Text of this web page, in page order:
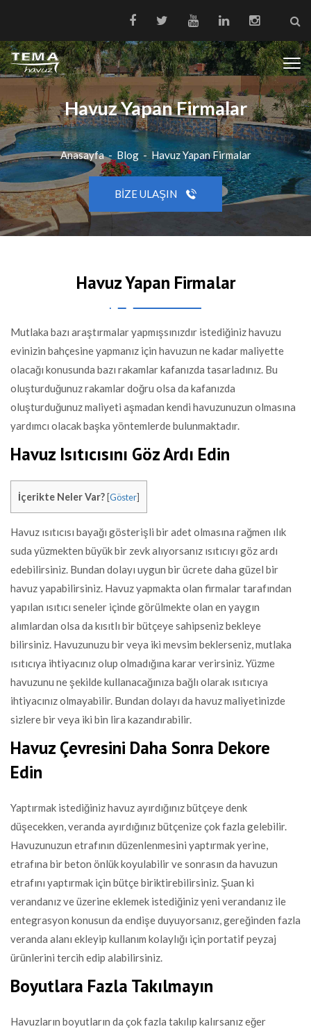
Havuz Yapan Firmalar
Anasayfa - Blog - Havuz Yapan Firmalar
BIZE ULAŞIN
Havuz Yapan Firmalar
Mutlaka bazı araştırmalar yapmışsınızdır istediğiniz havuzu
evinizin bahçesine yapmanız için havuzun ne kadar maliyette
olacağı konusunda bazı rakamlar kafanızda tasarladınız. Bu
oluşturduğunuz rakamlar doğru olsa da kafanızda
oluşturduğunuz maliyeti aşmadan kendi havuzunuzun olmasına
yardımcı olacak başka yöntemlerde bulunmaktadır.
Havuz Isıtıcısını Göz Ardı Edin
İçerikte Neler Var? [Göster]
Havuz ısıtıcısı bayağı gösterişli bir adet olmasına rağmen ılık
suda yüzmekten büyük bir zevk alıyorsanız ısıtıcıyı göz ardı
edebilirsiniz. Bundan dolayı uygun bir ücrete daha güzel bir
havuz yapabilirsiniz. Havuz yapmakta olan firmalar tarafından
yapılan ısıtıcı seneler içinde görülmekte olan en yaygın
alımlardan olsa da kısıtlı bir bütçeye sahipseniz bekleye
bilirsiniz. Havuzunuzu bir veya iki mevsim beklerseniz, mutlaka
ısıtıcıya ihtiyacınız olup olmadığına karar verirsiniz. Yüzme
havuzunu ne şekilde kullanacağınıza bağlı olarak ısıtıcıya
ihtiyacınız olmayabilir. Bundan dolayı da havuz maliyetinizde
sizlere bir veya iki bin lira kazandırabilir.
Havuz Çevresini Daha Sonra Dekore
Edin
Yaptırmak istediğiniz havuz ayırdığınız bütçeye denk
düşecekken, veranda ayırdığınız bütçenize çok fazla gelebilir.
Havuzunuzun etrafının düzenlenmesini yaptırmak yerine,
etrafına bir beton önlük koyulabilir ve sonrasın da havuzun
etrafını yaptırmak için bütçe biriktirebilirsiniz. Şuan ki
verandanız ve üzerine eklemek istediğiniz yeni verandanız ile
entegrasyon konusun da endişe duyuyorsanız, gereğinden fazla
veranda alanı ekleyip kullanım kolaylığı için portatif peyzaj
ürünlerini tercih edip alabilirsiniz.
Boyutlara Fazla Takılmayın
Havuzların boyutların da çok fazla takılıp kalırsanız eğer